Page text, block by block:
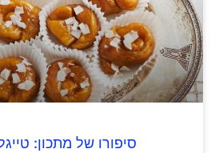
סיפורו של מתכון: טייגלך Teiglach